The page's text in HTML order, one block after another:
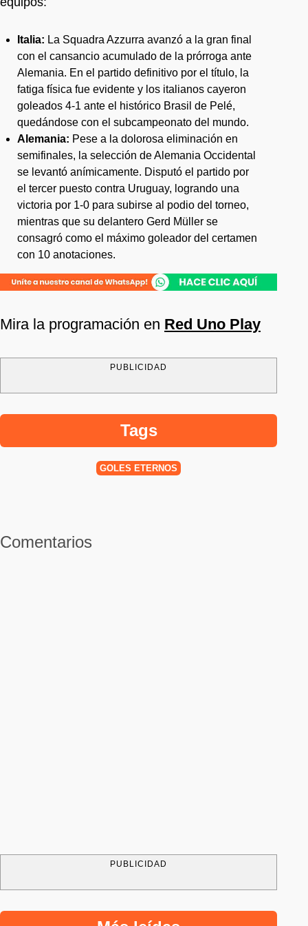
Italia: La Squadra Azzurra avanzó a la gran final
con el cansancio acumulado de la prórroga ante
Alemania. En el partido definitivo por el título, la
fatiga física fue evidente y los italianos cayeron
goleados 4-1 ante el histórico Brasil de Pelé,
quedándose con el subcampeonato del mundo.
Alemania: Pese a la dolorosa eliminación en
semifinales, la selección de Alemania Occidental
se levantó anímicamente. Disputó el partido por
el tercer puesto contra Uruguay, logrando una
victoria por 1-0 para subirse al podio del torneo,
mientras que su delantero Gerd Müller se
consagró como el máximo goleador del certamen
con 10 anotaciones.
Mira la programación en Red Uno Play
PUBLICIDAD
Tags
GOLES ETERNOS
Comentarios
PUBLICIDAD